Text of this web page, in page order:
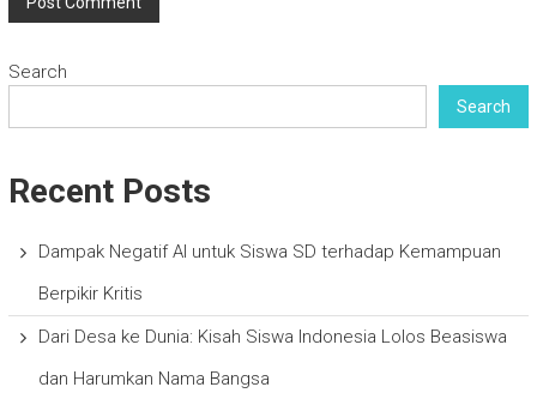
Search
Search
Recent Posts
Dampak Negatif AI untuk Siswa SD terhadap Kemampuan
Berpikir Kritis
Dari Desa ke Dunia: Kisah Siswa Indonesia Lolos Beasiswa
dan Harumkan Nama Bangsa